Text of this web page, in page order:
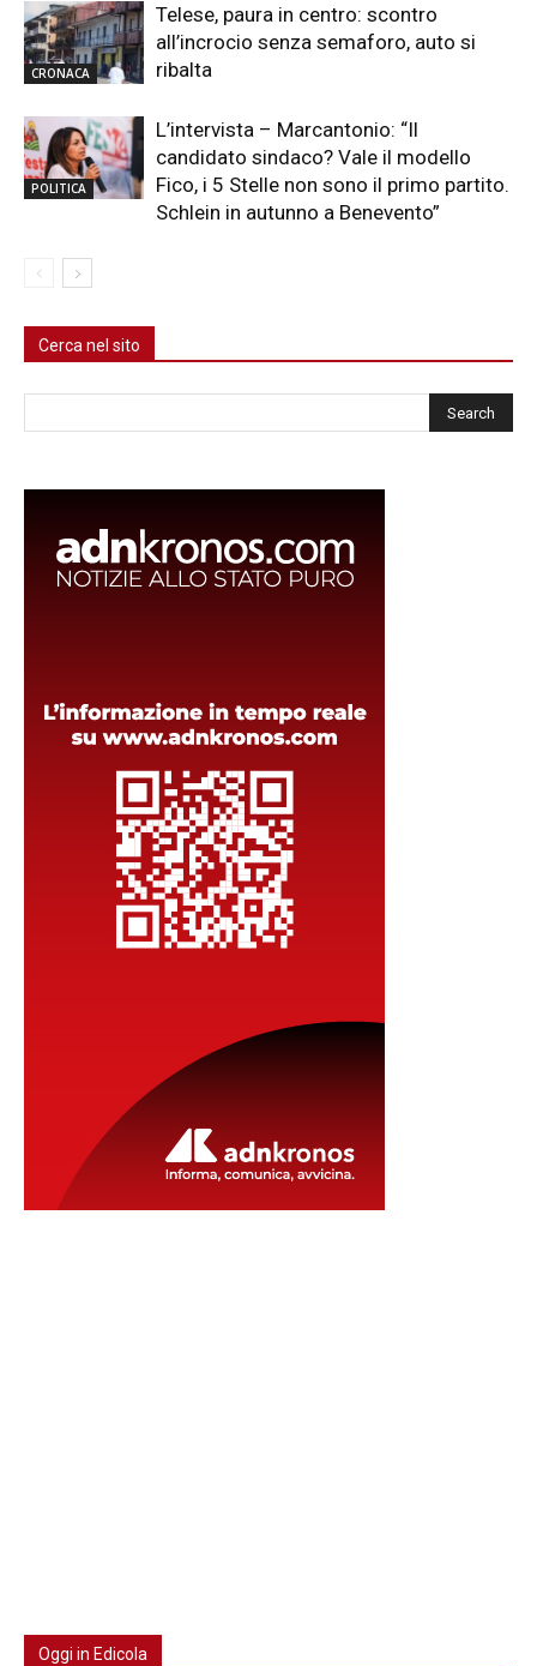
CRONACA
Telese, paura in centro: scontro
all’incrocio senza semaforo, auto si
ribalta
POLITICA
L’intervista – Marcantonio: “Il
candidato sindaco? Vale il modello
Fico, i 5 Stelle non sono il primo partito.
Schlein in autunno a Benevento”
Cerca nel sito
Oggi in Edicola